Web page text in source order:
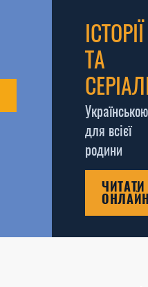
ІСТОРІЇ
ТА
Українською
для всієї
родини
ЧИТАТИ